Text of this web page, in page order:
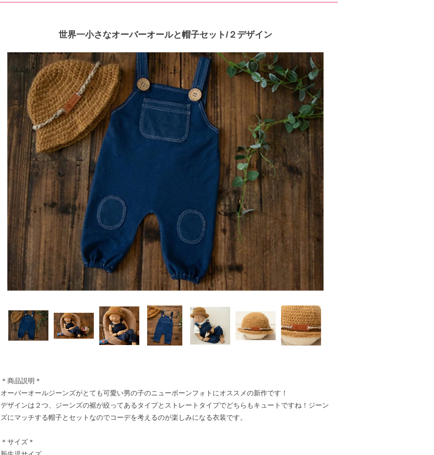
世界一小さなオーバーオールと帽子セット/２デザイン
＊商品説明＊
オーバーオールジーンズがとても可愛い男の子のニューボーンフォトにオススメの新作です！
デザインは２つ、ジーンズの裾が絞ってあるタイプとストレートタイプでどちらもキュートですね！ジーン
ズにマッチする帽子とセットなのでコーデを考えるのが楽しみになる衣装です。
＊サイズ＊